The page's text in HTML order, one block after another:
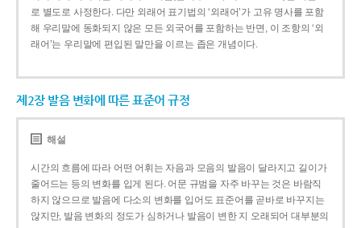
로 별도로 사정한다. 다만 외래어 표기법의 ‘외래어’가 고유 명사를 포함
해 우리말에 동화되지 않은 모든 외국어를 포함하는 반면, 이 조항의 ‘외
래어’는 우리말에 편입된 말만을 이르는 좁은 개념이다.
제2장 발음 변화에 따른 표준어 규정
해설
시간의 흐름에 따라 어떤 어휘는 자음과 모음의 발음이 달라지고 길이가
줄어드는 등의 변화를 입게 된다. 어문 규범을 자주 바꾸는 것은 바람직
하지 않으므로 발음에 다소의 변화를 입어도 표준어를 곧바로 바꾸지는
않지만, 발음 변화의 정도가 심하거나 발음이 변한 지 오래되어 대부분의